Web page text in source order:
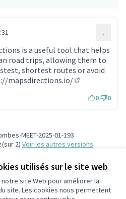
utilisés sur le site web
site Web pour améliorer la
site. Les cookies nous permettent
…
is a useful tool that helps
road trips, allowing them to
shortest routes or avoid
mapsdirections.io/
0 0
MEET-2025-01-193
(sur 2)
voir les autres versions